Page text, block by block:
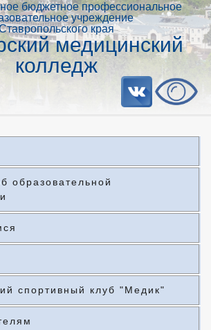
бюджетное профессиональное
учреждение
края
медицинский
колледж
образовательной
спортивный клуб "Медик"